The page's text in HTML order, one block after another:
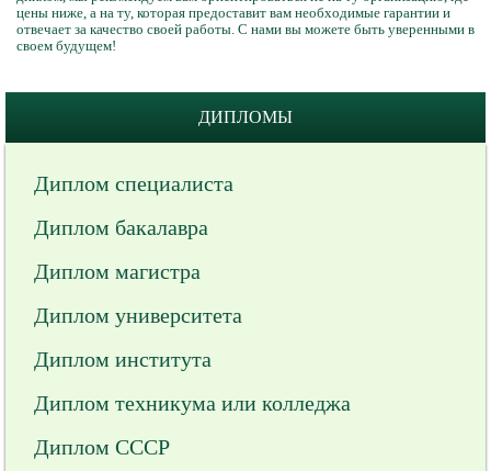
цены ниже, а на ту, которая предоставит вам необходимые гарантии и
отвечает за качество своей работы. С нами вы можете быть уверенными в
своем будущем!
ДИПЛОМЫ
Диплом специалиста
Диплом бакалавра
Диплом магистра
Диплом университета
Диплом института
Диплом техникума или колледжа
Диплом СССР